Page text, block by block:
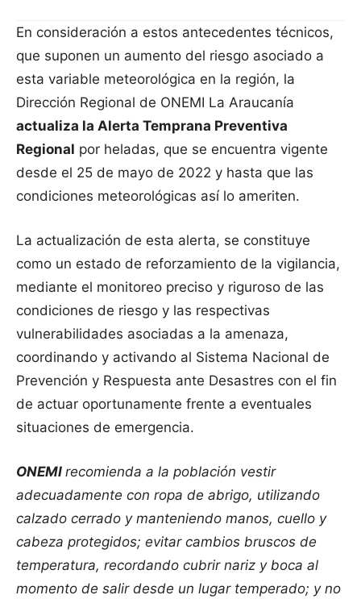
En consideración a estos antecedentes técnicos,
que suponen un aumento del riesgo asociado a
esta variable meteorológica en la región, la
Dirección Regional de ONEMI La Araucanía
actualiza la Alerta Temprana Preventiva
Regional por heladas, que se encuentra vigente
desde el 25 de mayo de 2022 y hasta que las
condiciones meteorológicas así lo ameriten.
La actualización de esta alerta, se constituye
como un estado de reforzamiento de la vigilancia,
mediante el monitoreo preciso y riguroso de las
condiciones de riesgo y las respectivas
vulnerabilidades asociadas a la amenaza,
coordinando y activando al Sistema Nacional de
Prevención y Respuesta ante Desastres con el fin
de actuar oportunamente frente a eventuales
situaciones de emergencia.
ONEMI recomienda a la población vestir
adecuadamente con ropa de abrigo, utilizando
calzado cerrado y manteniendo manos, cuello y
cabeza protegidos; evitar cambios bruscos de
temperatura, recordando cubrir nariz y boca al
momento de salir desde un lugar temperado; y no